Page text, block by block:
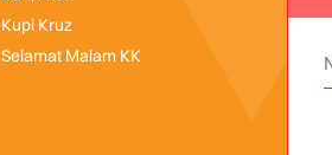
Kupi Kruz
Selamat Malam KK